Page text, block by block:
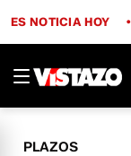
ES NOTICIA HOY
PLAZOS